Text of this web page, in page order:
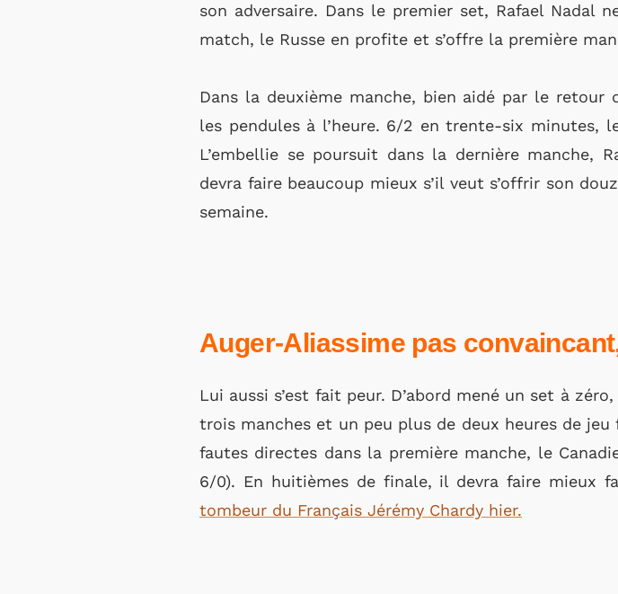
son adversaire. Dans le premier set, Rafael Nadal
match, le Russe en profite et s’offre la première
Dans la deuxième manche, bien aidé par le retour
les pendules à l’heure. 6/2 en trente-six minutes,
L’embellie se poursuit dans la dernière manche,
devra faire beaucoup mieux s’il veut s’offrir son
semaine.
Auger-Aliassime pas
Lui aussi s’est fait peur. D’abord mené un set à
trois manches et un peu plus de deux heures de
fautes directes dans la première manche, le
6/0). En huitièmes de finale, il devra faire mieux
tombeur du Français Jérémy Chardy hier.